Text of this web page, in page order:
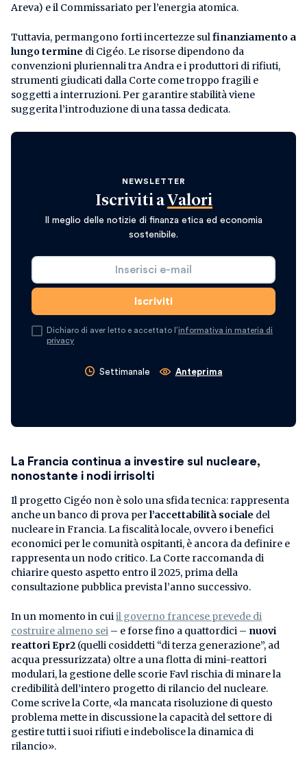
Areva) e il Commissariato per l’energia atomica.
Tuttavia, permangono forti incertezze sulfinanziamento a
lungo termine di Cigéo. Le risorse dipendono da
convenzioni pluriennali tra Andra e i produttori di rifiuti,
strumenti giudicati dalla Corte come troppo fragili e
soggetti a interruzioni. Per garantire stabilità viene
suggerita l’introduzione di una tassa dedicata.
NEWSLETTER
Iscriviti a Valori
Il meglio delle notizie di finanza etica ed economia
sostenibile.
Dichiaro di aver letto e accettato l’informativa in materia di
privacy
Settimanale Anteprima
La Francia continua a investire sul nucleare,
nonostante i nodi irrisolti
Il progetto Cigéo non è solo una sfida tecnica: rappresenta
anche un banco di prova perl’accettabilità sociale del
nucleare in Francia. La fiscalità locale, ovvero i benefici
economici per le comunità ospitanti, è ancora da definire e
rappresenta un nodo critico. La Corte raccomanda di
chiarire questo aspetto entro il 2025, prima della
consultazione pubblica prevista l’anno successivo.
In un momento in cui il governo francese prevede di
costruire almeno sei – e forse fino a quattordici – nuovi
reattori Epr2 (quelli cosiddetti “di terza generazione”, ad
acqua pressurizzata) oltre a una flotta di mini-reattori
modulari, la gestione delle scorie Favl rischia di minare la
credibilità dell’intero progetto di rilancio del nucleare.
Come scrive la Corte, «la mancata risoluzione di questo
problema mette in discussione la capacità del settore di
gestire tutti i suoi rifiuti e indebolisce la dinamica di
rilancio».